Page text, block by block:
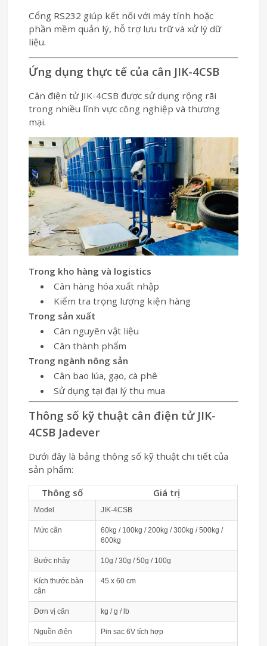
Cổng RS232 giúp kết nối với máy tính hoặc
phần mềm quản lý, hỗ trợ lưu trữ và xử lý dữ
liệu.
Ứng dụng thực tế của cân JIK-4CSB
Cân điện tử JIK-4CSB được sử dụng rộng rãi
trong nhiều lĩnh vực công nghiệp và thương
mại.
Trong kho hàng và logistics
Cân hàng hóa xuất nhập
Kiểm tra trọng lượng kiện hàng
Trong sản xuất
Cân nguyên vật liệu
Cân thành phẩm
Trong ngành nông sản
Cân bao lúa, gạo, cà phê
Sử dụng tại đại lý thu mua
Thông số kỹ thuật cân điện tử JIK-
4CSB Jadever
Dưới đây là bảng thông số kỹ thuật chi tiết của
sản phẩm:
Thông số
Giá trị
Model JIK-4CSB
Mức cân
60kg / 100kg / 200kg / 300kg / 500kg /
600kg
Bước nhảy 10g / 30g / 50g / 100g
Kích thước bàn
cân
45 x 60 cm
Đơn vị cân kg / g / lb
Nguồn điện Pin sạc 6V tích hợp